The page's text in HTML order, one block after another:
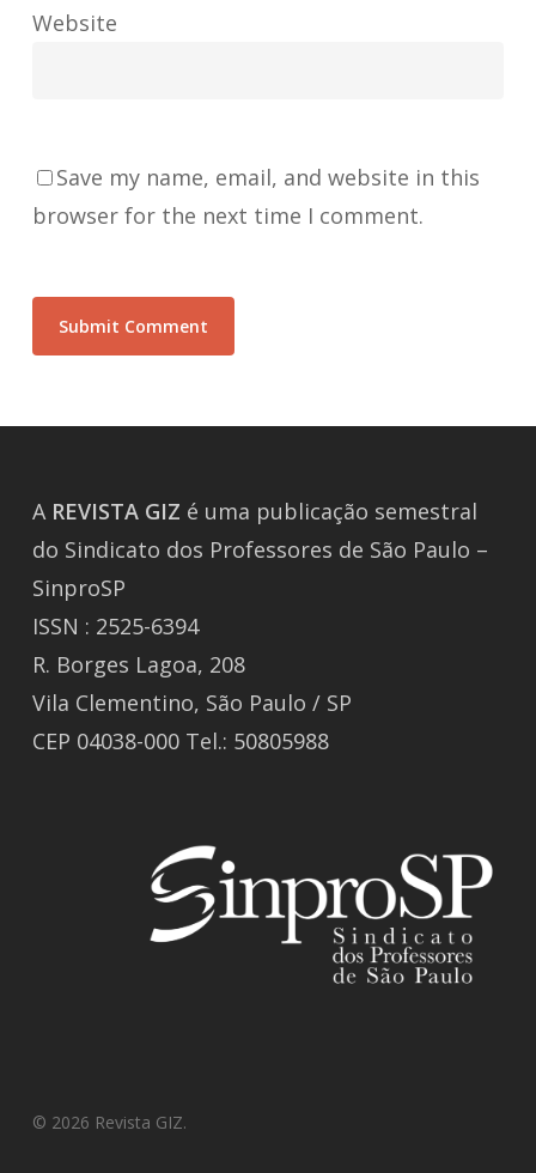
Website
Save my name, email, and website in this
browser for the next time I comment.
A REVISTA GIZ é uma publicação semestral
do Sindicato dos Professores de São Paulo –
SinproSP
ISSN : 2525-6394
R. Borges Lagoa, 208
Vila Clementino, São Paulo / SP
CEP 04038-000 Tel.: 50805988
© 2026 Revista GIZ.